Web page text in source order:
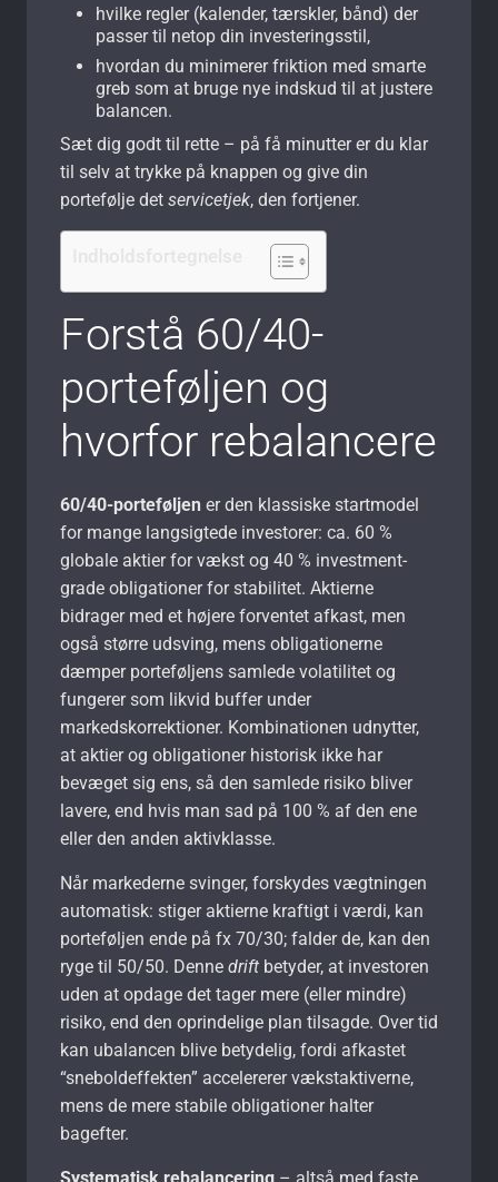
hvilke regler (kalender, tærskler, bånd) der
passer til netop din investeringsstil,
hvordan du minimerer friktion med smarte
greb som at bruge nye indskud til at justere
balancen.
Sæt dig godt til rette – på få minutter er du klar
til selv at trykke på knappen og give din
portefølje det servicetjek, den fortjener.
Forstå 60/40-
porteføljen og
hvorfor rebalancere
60/40-porteføljen er den klassiske startmodel
for mange langsigtede investorer: ca. 60 %
globale aktier for vækst og 40 % investment-
grade obligationer for stabilitet. Aktierne
bidrager med et højere forventet afkast, men
også større udsving, mens obligationerne
dæmper porteføljens samlede volatilitet og
fungerer som likvid buffer under
markedskorrektioner. Kombinationen udnytter,
at aktier og obligationer historisk ikke har
bevæget sig ens, så den samlede risiko bliver
lavere, end hvis man sad på 100 % af den ene
eller den anden aktivklasse.
Når markederne svinger, forskydes vægtningen
automatisk: stiger aktierne kraftigt i værdi, kan
porteføljen ende på fx 70/30; falder de, kan den
ryge til 50/50. Denne drift betyder, at investoren
uden at opdage det tager mere (eller mindre)
risiko, end den oprindelige plan tilsagde. Over tid
kan ubalancen blive betydelig, fordi afkastet
“sneboldeffekten” accelererer vækst­aktiverne,
mens de mere stabile obligationer halter
bagefter.